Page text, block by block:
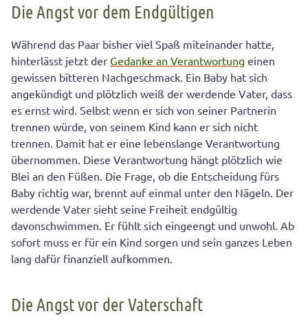
Die Angst vor dem Endgültigen
Während das Paar bisher viel Spaß miteinander hatte,
hinterlässt jetzt der Gedanke an Verantwortung einen
gewissen bitteren Nachgeschmack. Ein Baby hat sich
angekündigt und plötzlich weiß der werdende Vater, dass
es ernst wird. Selbst wenn er sich von seiner Partnerin
trennen würde, von seinem Kind kann er sich nicht
trennen. Damit hat er eine lebenslange Verantwortung
übernommen. Diese Verantwortung hängt plötzlich wie
Blei an den Füßen. Die Frage, ob die Entscheidung fürs
Baby richtig war, brennt auf einmal unter den Nägeln. Der
werdende Vater sieht seine Freiheit endgültig
davonschwimmen. Er fühlt sich eingeengt und unwohl. Ab
sofort muss er für ein Kind sorgen und sein ganzes Leben
lang dafür finanziell aufkommen.
Die Angst vor der Vaterschaft